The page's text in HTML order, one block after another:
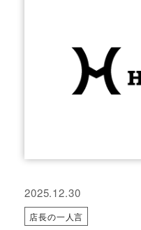
2025.12.30
店長の一人言